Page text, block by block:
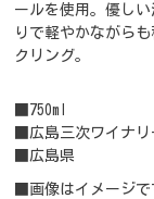
ールを使用。優し
りで軽やかながら
クリング。
■750ml
■広島三次ワイナリ
■広島県
■画像はイメージ